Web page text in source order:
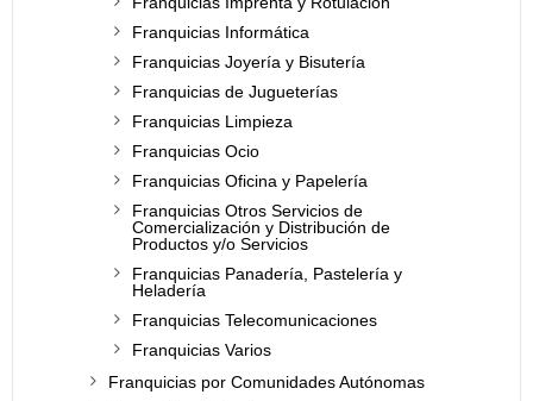
Franquicias Informática
Franquicias Joyería y Bisutería
Franquicias de Jugueterías
Franquicias Limpieza
Franquicias Ocio
Franquicias Oficina y Papelería
Franquicias Otros Servicios de
Comercialización y Distribución de
Productos y/o Servicios
Franquicias Panadería, Pastelería y
Heladería
Franquicias Telecomunicaciones
Franquicias Varios
Franquicias por Comunidades Autónomas